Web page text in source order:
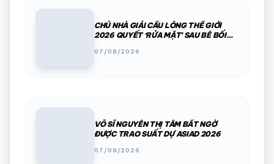
CHỦ NHÀ GIẢI CẦU LÔNG THẾ GIỚI
2026 QUYẾT ‘RỬA MẶT’ SAU BÊ BỐI
07/08/2026
VÕ SĨ NGUYỄN THỊ TÂM BẤT NGỜ
ĐƯỢC TRAO SUẤT DỰ ASIAD 2026
07/08/2026